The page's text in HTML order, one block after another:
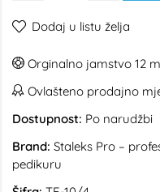
Dodaj u listu želja
Orginalno jamstvo 12
Ovlašteno prodajno
Dostupnost: Po narudžbi
Brand: Staleks Pro –
pedikuru